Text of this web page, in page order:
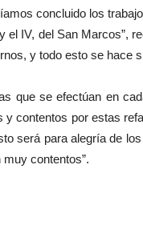
concluido los
el IV, del San Marcos”,
y todo esto se hace
que se efectúan en
y contentos por estas
será para alegría de
contentos”.